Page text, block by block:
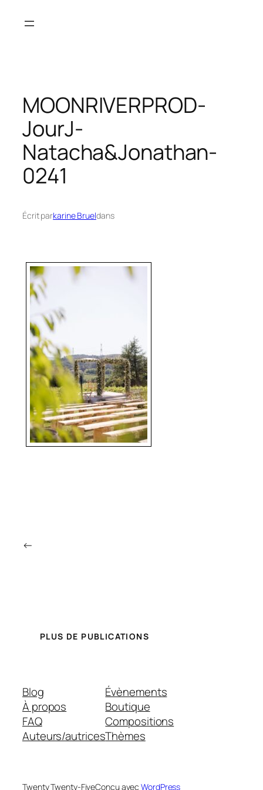
MOONRIVERPROD-
JourJ-
Natacha&Jonathan-
0241
Écrit parkarine Brueldans
←
PLUS DE PUBLICATIONS
Blog
À propos
FAQ
Auteurs/autrices
Évènements
Boutique
Compositions
Thèmes
Twenty Twenty-FiveConçu avecWordPress